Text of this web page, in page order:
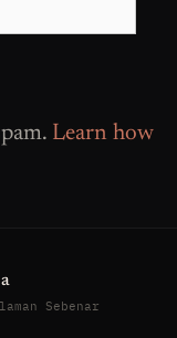
Learn how
Sebenar